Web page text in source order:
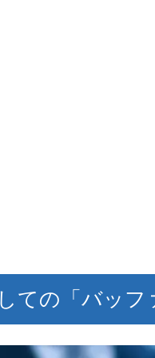
ての「バッフ